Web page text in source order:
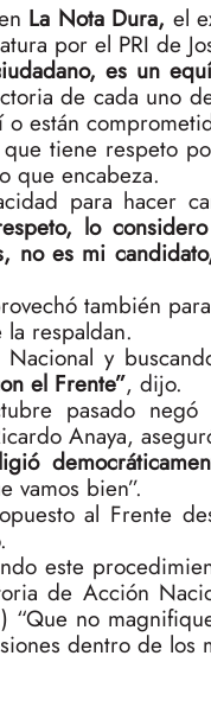
La Nota Dura, el
por el PRI de
es un
de cada uno
están
que tiene respeto
que encabeza.
para hacer
lo
no es mi
también
respaldan.
y
el Frente”, dijo.
pasado
Anaya,
vamos bien”.
al Frente
este
de Acción
“Que no
dentro de los